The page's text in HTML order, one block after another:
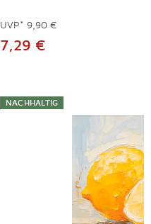
UVP* 9,90 €
7,29 €
NACHHALTIG